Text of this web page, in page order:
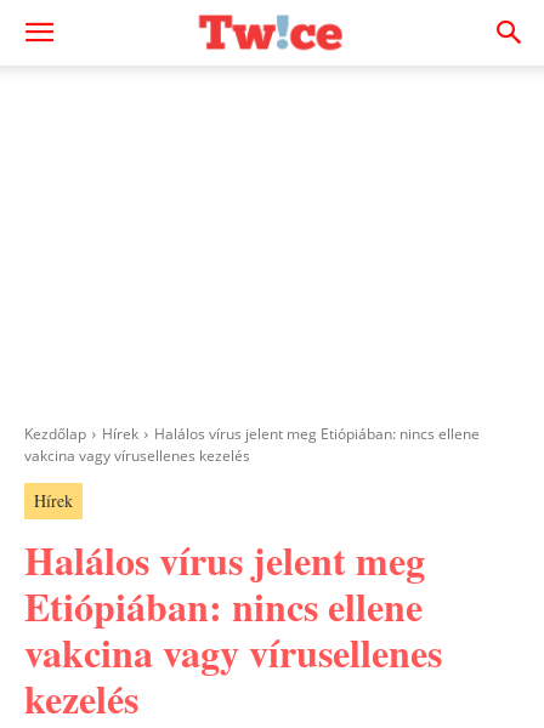
Kezdőlap Hírek
Halálos vírus jelent meg Etiópiában: nincs ellene
vakcina vagy vírusellenes kezelés
Hírek
Halálos vírus jelent meg
Etiópiában: nincs ellene
vakcina vagy vírusellenes
kezelés